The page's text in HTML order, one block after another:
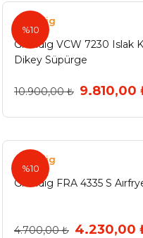
%10
Grundig
Grundıg VCW 7230 Islak
Dikey Süpürge
10.900,00 ₺ 9.810,00
%10
Grundig
Grundıg FRA 4335 S
4.700,00 ₺ 4.230,00